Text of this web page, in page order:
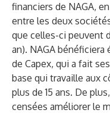
financiers de NAGA,
entre les deux
que celles-ci peuvent
an). NAGA
de Capex, qui a fait
base qui travaille aux
plus de 15 ans. De
censées améliorer le